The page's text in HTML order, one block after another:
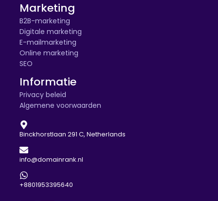
Marketing
B2B-marketing
Digitale marketing
E-mailmarketing
Online marketing
SEO
Informatie
Privacy beleid
Algemene voorwaarden
Binckhorstlaan 291 C, Netherlands
info@domainrank.nl
+8801953395640